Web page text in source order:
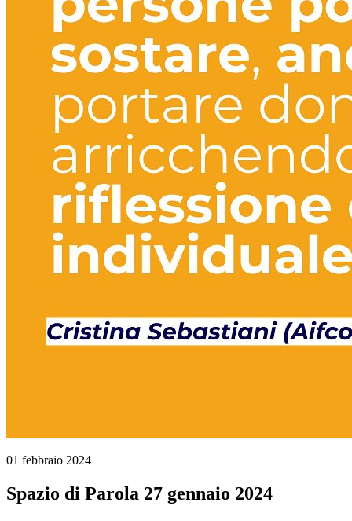
01 febbraio 2024
Spazio di Parola 27 gennaio 2024